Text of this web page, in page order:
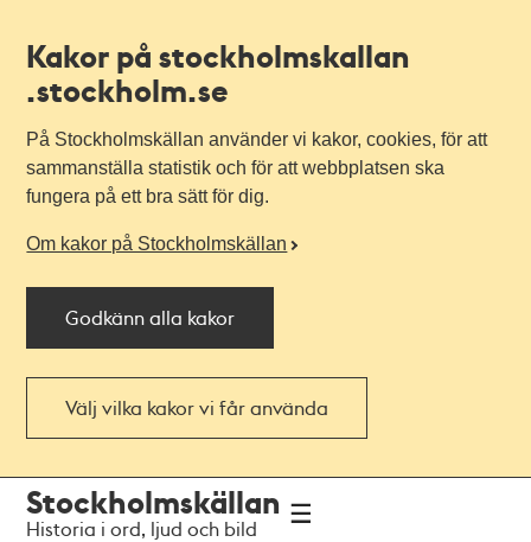
Kakor på stockholmskallan
.stockholm.se
På Stockholmskällan använder vi kakor, cookies, för att
sammanställa statistik och för att webbplatsen ska
fungera på ett bra sätt för dig.
Om kakor på Stockholmskällan
Godkänn alla kakor
Välj vilka kakor vi får använda
navigationen
huvudinnehållet
Stockholmskällan
Historia i ord, ljud och bild